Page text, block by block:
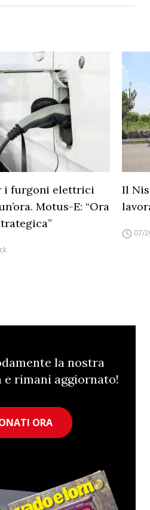
i furgoni elettrici
Motus-E: “Ora
Il
07/
la nostra
rimani aggiornato!
ORA